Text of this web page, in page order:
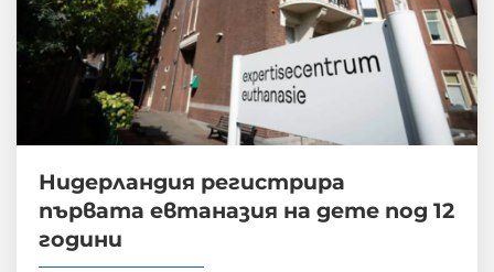
Нидерландия регистрира
първата евтаназия на дете под 12
години